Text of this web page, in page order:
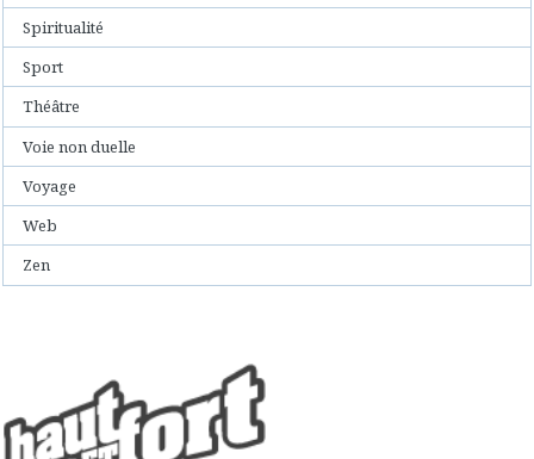
Spiritualité
Sport
Théâtre
Voie non duelle
Voyage
Web
Zen